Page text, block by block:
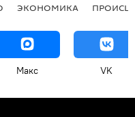
ЭКОНОМИКА
Макс VK